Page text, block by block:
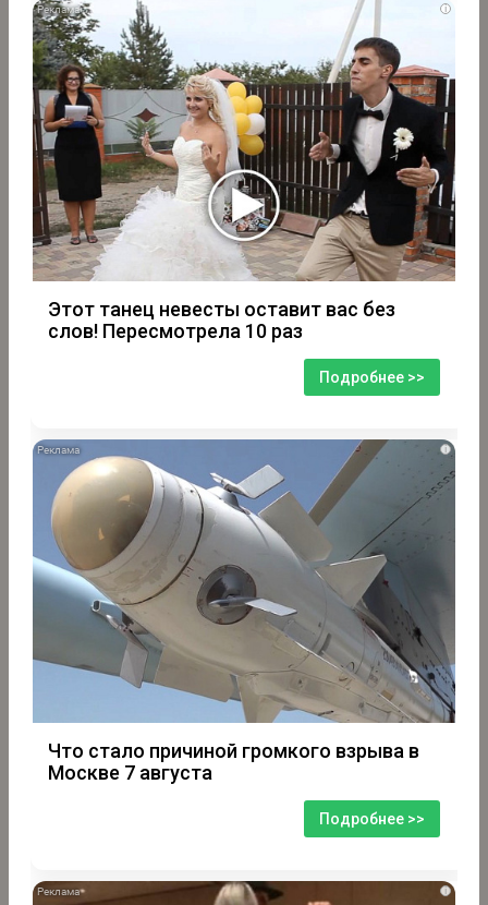
i
Этот танец невесты оставит вас без
слов! Пересмотрела 10 раз
Подробнее >>
i
Что стало причиной громкого взрыва в
Москве 7 августа
Подробнее >>
i